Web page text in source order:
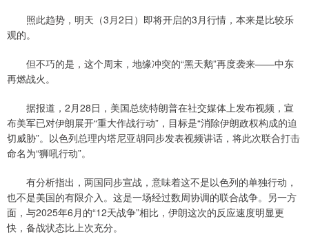
照此趋势，明天（3月2日）即将开启的3月行情，本来是比较乐
观的。
但不巧的是，这个周末，地缘冲突的“黑天鹅”再度袭来——中东
再燃战火。
据报道，2月28日，美国总统特朗普在社交媒体上发布视频，宣
布美军已对伊朗展开“重大作战行动”，目标是“消除伊朗政权构成的迫
切威胁”。以色列总理内塔尼亚胡同步发表视频讲话，将此次联合打击
命名为“狮吼行动”。
有分析指出，两国同步宣战，意味着这不是以色列的单独行动，
也不是美国的有限介入。这是一场经过数周协调的联合战争。另一方
面，与2025年6月的“12天战争”相比，伊朗这次的反应速度明显更
快，备战状态比上次充分。